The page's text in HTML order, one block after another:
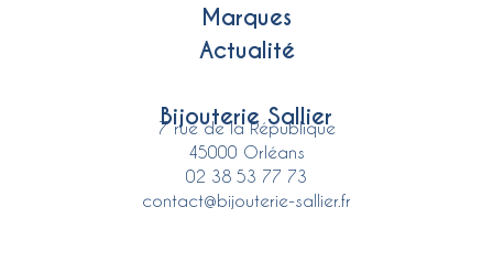
Marques
Actualité
Bijouterie Sallier
7 rue de la République
45000 Orléans
02 38 53 77 73
contact@bijouterie-sallier.fr